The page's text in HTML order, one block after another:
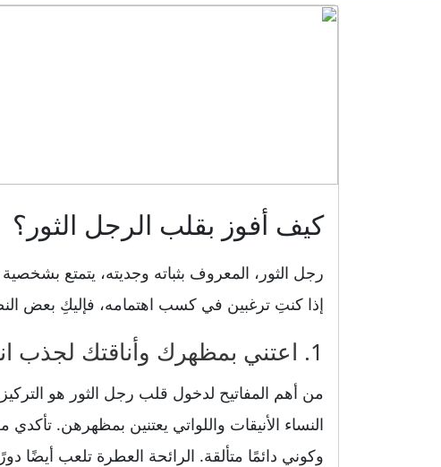
كيف أفوز بقلب الرجل الثور؟
رجل الثور، المعروف بثباته وجديته، يتمتع
إذا كنتِ ترغبين في كسب اهتمامه، فإليكِ بعض
1. اعتني بمظهرك وأناقتك لجذب انتباهه
من أهم المفاتيح لدخول قلب رجل الثور هو
النساء الأنيقات واللواتي يعتنين بمظهرهن.
وكوني دائمًا متألقة. الرائحة العطرة تلعب أيضًا